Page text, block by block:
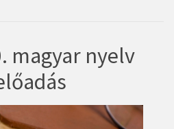
magyar nyelv